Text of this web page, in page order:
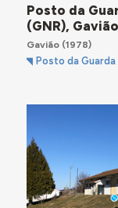
Posto da
(GNR), Gavião
Gavião(1978)
Posto da Guarda